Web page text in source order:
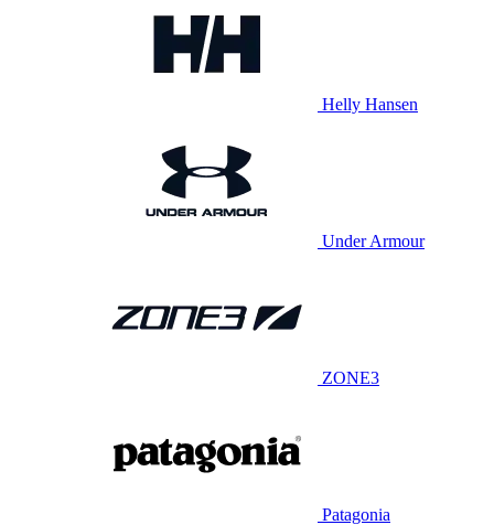
Helly Hansen
Under Armour
ZONE3
Patagonia